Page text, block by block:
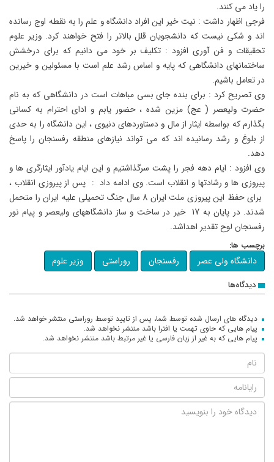
را یاد می کنند.
فرجی اظهار داشت : نیت خیر این افراد دانشگاه و علم را به نقطه اوج رسانده
اند و شکی نیست که دانشجویان قلل بالاتر را فتح خواهند کرد. وزیر علوم
تحقیقات و فن آوری افزود : تکلیف بر خود می دانیم که برای درخشش
ساختمانهای دانشگاهی که پایه و اساس رشد علم است با مسئولین و خیرین
در تعامل باشیم.
وی تصریح کرد : برای بنده جای بسی مباهات است در دانشگاهی که به نام
حضرت ولیعصر ( عج) مزین شده ، حضور یابم و ادای احترام به کسانی
بگذارم که بواسطه ایثار از مال و دستاوردهای دنیوی ، این دانشگاه را به حدی
از بلوغ و رشد رسانیده اند که می تواند نیازهای منطقه رفسنجان را پاسخ
دهد.
وی افزود : ایام دهه فجر را پشت سرگذاشتیم و این ایام یادآور ایثارگری ها و
پیروزی ها و رشادتها و انقلاب است. وی ادامه داد : پس از پیروزی انقلاب ،
برای حفظ این پیروزی ملت ایران 8 سال جنگ تحمیلی علیه ایران را متحمل
شدند. در پایان به 17 خیر در ساخت و ساز دانشگاههای ولیعصر و پیام نور
رفسنجان لوح تقدیر اهداشد.
برچسب ها:
دانشگاه ولی عصر رفسنجان روراستی وزیر علوم
دیدگاه‌ها
دیدگاه های ارسال شده توسط شما، پس از تایید توسط روراستی منتشر خواهد شد.
پیام هایی که حاوی تهمت یا افترا باشد منتشر نخواهد شد.
پیام هایی که به غیر از زبان فارسی یا غیر مرتبط باشد منتشر نخواهد شد.